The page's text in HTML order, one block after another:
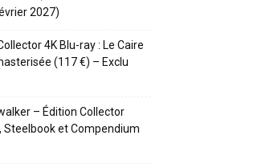
2027)
4K Blu-ray : Le Caire
(117 €) – Exclu
– Édition Collector
Steelbook et Compendium